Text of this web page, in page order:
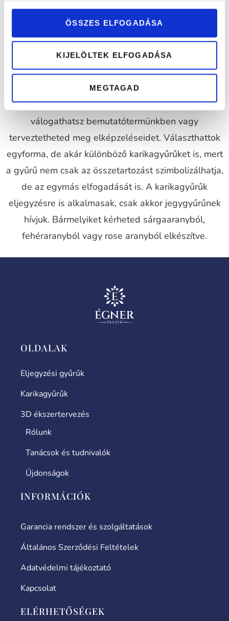
ÖSSZES ELFOGADÁSA
KIJELÖLTEK ELFOGADÁSA
MEGTAGAD
Az esküvőn a karikagyűrű szimbolizálja az
összetartozást, szeretet, és az elköteleződést
egymás iránt. Több mint 1000 karikagyűrű közül
válogathatsz bemutatótermünkben vagy
terveztetheted meg elképzeléseidet. Választhattok
egyforma, de akár különböző karikagyűrűket is, mert
a gyűrű nem csak az összetartozást szimbolizálhatja,
de az egymás elfogadását is. A karikagyűrűk
eljegyzésre is alkalmasak, csak akkor jegygyűrűnek
hívjuk. Bármelyiket kérheted sárgaaranyból,
fehéraranyból vagy rose aranyból elkészítve.
OLDALAK
Eljegyzési gyűrűk
Karikagyűrűk
3D ékszertervezés
Rólunk
Tanácsok és tudnivalók
Újdonságok
INFORMÁCIÓK
Garancia rendszer és szolgáltatások
Általános Szerződési Feltételek
Adatvédelmi tájékoztató
Kapcsolat
ELÉRHETŐSÉGEK